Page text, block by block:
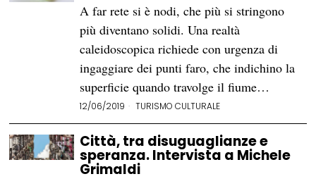
A far rete si è nodi, che più si stringono
più diventano solidi. Una realtà
caleidoscopica richiede con urgenza di
ingaggiare dei punti faro, che indichino la
superficie quando travolge il fiume…
12/06/2019 TURISMO CULTURALE
Città, tra disuguaglianze e
speranza. Intervista a Michele
Grimaldi